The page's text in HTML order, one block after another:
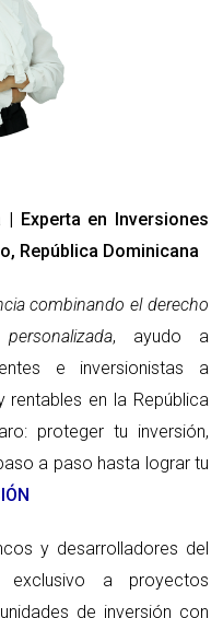
por su servicio al cliente,
a largo plazo y
para compradores de
proporciona
ideadas tanto para
en respaldar la adquisición
hipotecario en
los diferentes tipos de
se adapta a necesidades
Aquí se describen las
durante toda la vida
estabilidad en los pagos
tasa de interés que puede
Experta en Inversiones
República Dominicana
combinando el derecho
, ayudo a
e inversionistas a
en la República
proteger tu inversión,
a paso hasta lograr tu
y desarrolladores del
a proyectos
de inversión con